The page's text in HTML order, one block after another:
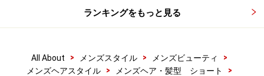
ランキングをもっと見る
All About > メンズスタイル > メンズビューティ
>
メンズヘアスタイル
> メンズヘア・髪型 ショート
>